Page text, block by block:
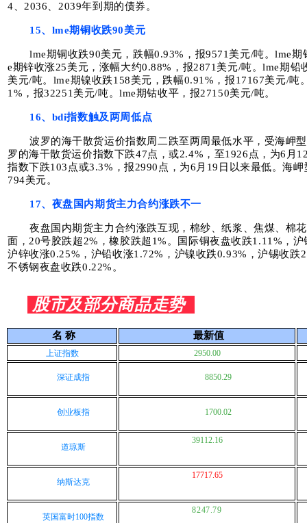
4、2036、2039年到期的债券。
15、lme期铜收跌90美元
lme期铜收跌90美元，跌幅0.93%，报9571美元/吨。lme
e期锌收涨25美元，涨幅大约0.88%，报2871美元/吨。lme期铅
美元/吨。lme期镍收跌158美元，跌幅0.91%，报17167美元/吨
1%，报32251美元/吨。lme期钴收平，报27150美元/吨。
16、bdi指数触及两周低点
波罗的海干散货运价指数周二跌至两周最低水平，受海岬
罗的海干散货运价指数下跌47点，或2.4%，至1926点，为6月
指数下跌103点或3.3%，报2990点，为6月19日以来最低。海
794美元。
17、夜盘国内期货主力合约涨跌不一
夜盘国内期货主力合约涨跌互现，棉纱、纸浆、焦煤、棉
面，20号胶跌超2%，橡胶跌超1%。国际铜夜盘收跌1.11%，
沪锌收涨0.25%，沪铅收涨1.72%，沪镍收跌0.93%，沪锡收跌
不锈钢夜盘收跌0.22%。
股市及部分商品走势
名 称 最新值
上证指数 2950.00
深证成指 8850.29
创业板指 1700.02
道琼斯
39112.16
纳斯达克
17717.65
英国富时100指数
8247.79